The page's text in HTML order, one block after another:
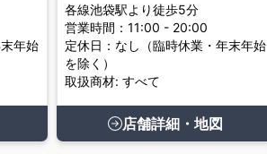
年始
各線池袋駅より徒歩5分
営業時間：11:00 - 20:00
定休日：なし（臨時休業・年末年始
を除く）
取扱商材: すべて
店舗詳細・地図